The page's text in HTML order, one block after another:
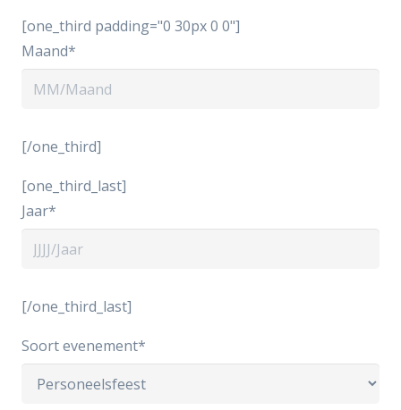
[one_third padding="0 30px 0 0"]
Maand*
[/one_third]
[one_third_last]
Jaar*
[/one_third_last]
Soort evenement*